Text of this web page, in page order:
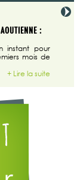
:
instant pour
mois de
+ Lire la suite
29/07/